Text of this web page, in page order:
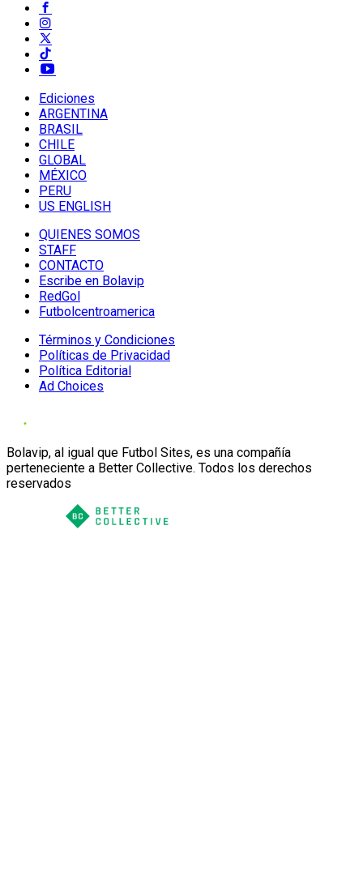
Ediciones
ARGENTINA
BRASIL
CHILE
GLOBAL
MÉXICO
PERU
US ENGLISH
QUIENES SOMOS
STAFF
CONTACTO
Escribe en Bolavip
RedGol
Futbolcentroamerica
Términos y Condiciones
Políticas de Privacidad
Política Editorial
Ad Choices
Bolavip, al igual que Futbol Sites, es una compañía
perteneciente a Better Collective. Todos los derechos
reservados